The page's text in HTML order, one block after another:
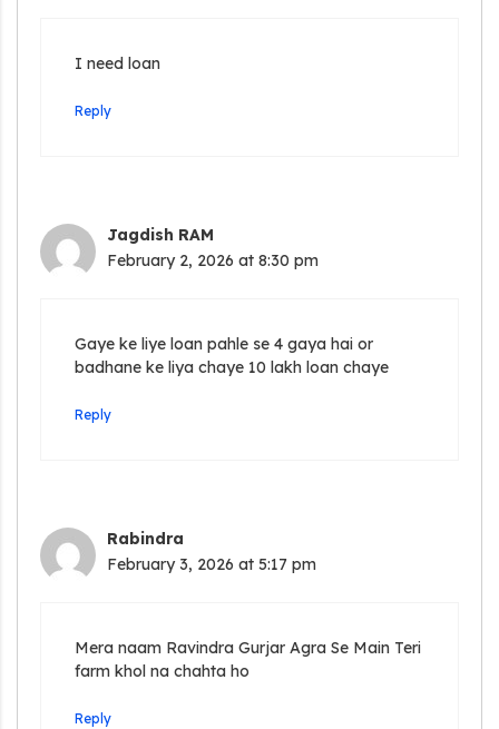
I need loan
Reply
Jagdish RAM
February 2, 2026 at 8:30 pm
Gaye ke liye loan pahle se 4 gaya hai or
badhane ke liya chaye 10 lakh loan chaye
Reply
Rabindra
February 3, 2026 at 5:17 pm
Mera naam Ravindra Gurjar Agra Se Main Teri
farm khol na chahta ho
Reply